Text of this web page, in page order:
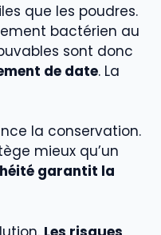
que les poudres.
bactérien au
sont donc
de date. La
la conservation.
mieux qu’un
garantit la